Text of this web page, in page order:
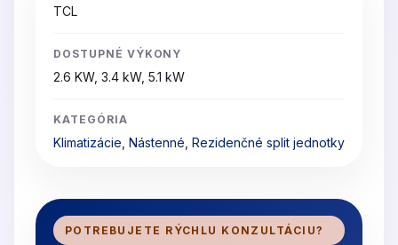
TCL
DOSTUPNÉ VÝKONY
2.6 KW, 3.4 kW, 5.1 kW
KATEGÓRIA
Klimatizácie Nástenné Rezidenčné split jednotky
POTREBUJETE RÝCHLU KONZULTÁCIU?